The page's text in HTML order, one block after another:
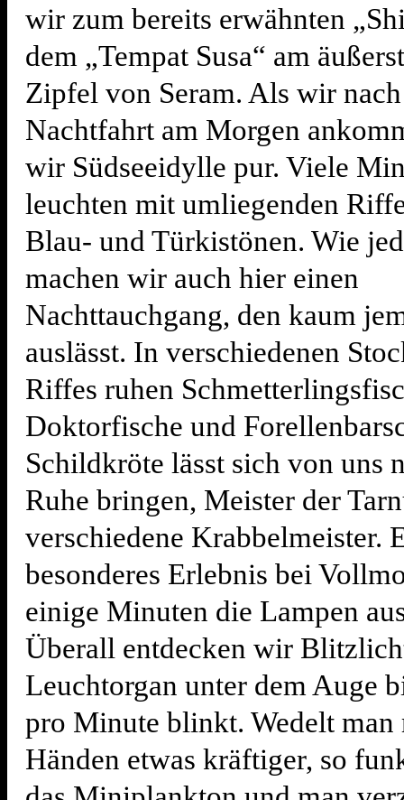
wir zum bereits erwähnten
dem „Tempat Susa“ am
Zipfel von Seram. Als wir
Nachtfahrt am Morgen
wir Südseeidylle pur. Viele
leuchten mit umliegenden
Blau- und Türkistönen. Wie
machen wir auch hier einen
Nachttauchgang, den kaum
auslässt. In verschiedenen
Riffes ruhen
Doktorfische und
Schildkröte lässt sich von uns
Ruhe bringen, Meister der
verschiedene Krabbelmeister.
besonderes Erlebnis bei
einige Minuten die Lampen
Überall entdecken wir
Leuchtorgan unter dem Auge
pro Minute blinkt. Wedelt man
Händen etwas kräftiger, so